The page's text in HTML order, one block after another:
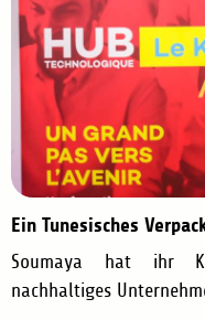
Ein Tunesisches
Soumaya hat ihr
nachhaltiges